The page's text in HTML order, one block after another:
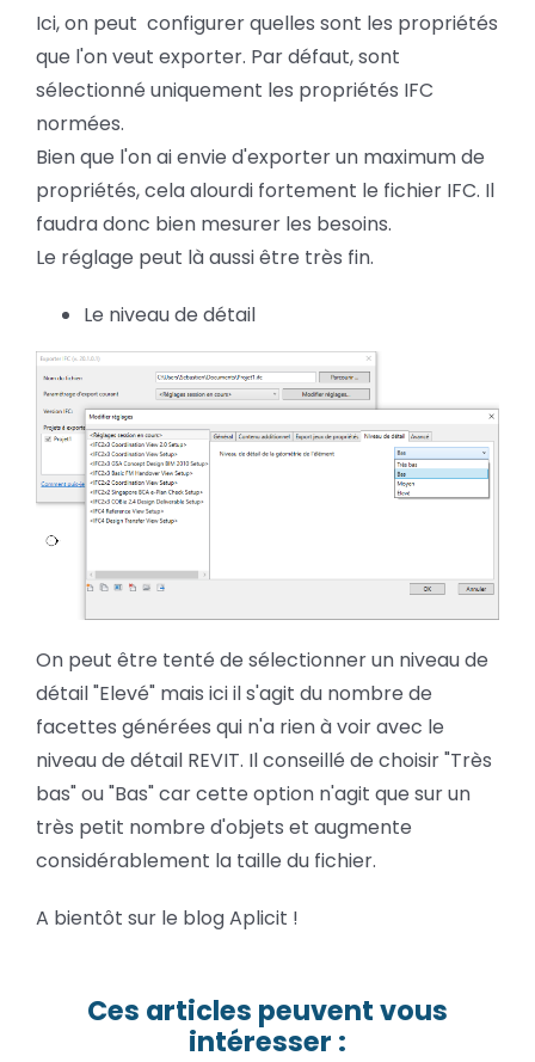
Ici, on peut configurer quelles sont les propriétés
que l'on veut exporter. Par défaut, sont
sélectionné uniquement les propriétés IFC
normées.
Bien que l'on ai envie d'exporter un maximum de
propriétés, cela alourdi fortement le fichier IFC. Il
faudra donc bien mesurer les besoins.
Le réglage peut là aussi être très fin.
Le niveau de détail
On peut être tenté de sélectionner un niveau de
détail "Elevé" mais ici il s'agit du nombre de
facettes générées qui n'a rien à voir avec le
niveau de détail REVIT. Il conseillé de choisir "Très
bas" ou "Bas" car cette option n'agit que sur un
très petit nombre d'objets et augmente
considérablement la taille du fichier.
A bientôt sur le blog Aplicit !
Ces articles peuvent vous
intéresser :